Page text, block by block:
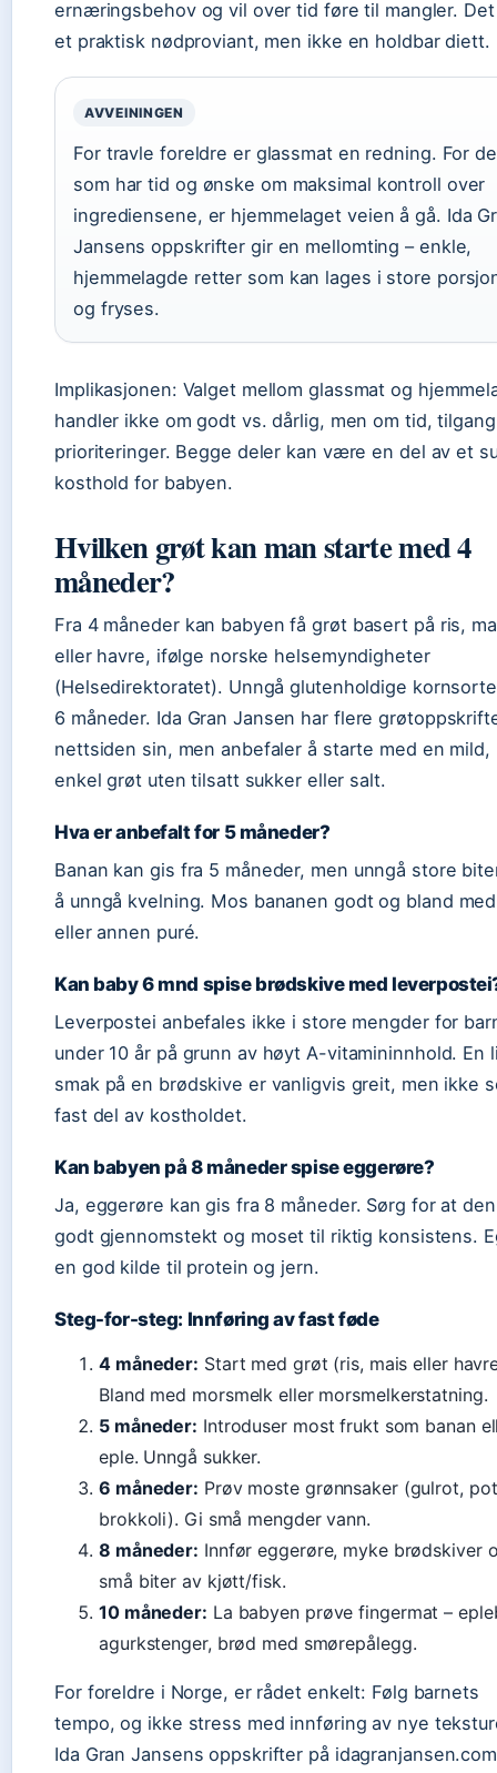
ernæringsbehov og vil over tid føre til mangler.
et praktisk nødproviant, men ikke en holdbar diett.
AVVEININGEN
For travle foreldre er glassmat en redning. For de
som har tid og ønske om maksimal kontroll over
ingrediensene, er hjemmelaget veien å gå. Ida
Jansens oppskrifter gir en mellomting – enkle,
hjemmelagde retter som kan lages i store
og fryses.
Implikasjonen: Valget mellom glassmat og
handler ikke om godt vs. dårlig, men om tid,
prioriteringer. Begge deler kan være en del av et
kosthold for babyen.
Hvilken grøt kan man starte med 4
måneder?
Fra 4 måneder kan babyen få grøt basert på ris,
eller havre, ifølge norske helsemyndigheter
(Helsedirektoratet). Unngå glutenholdige
6 måneder. Ida Gran Jansen har flere
nettsiden sin, men anbefaler å starte med en mild,
enkel grøt uten tilsatt sukker eller salt.
Hva er anbefalt for 5 måneder?
Banan kan gis fra 5 måneder, men unngå store
å unngå kvelning. Mos bananen godt og bland
eller annen puré.
Kan baby 6 mnd spise brødskive med
Leverpostei anbefales ikke i store mengder for
under 10 år på grunn av høyt A-vitamininnhold. En
smak på en brødskive er vanligvis greit, men ikke
fast del av kostholdet.
Kan babyen på 8 måneder spise eggerøre?
Ja, eggerøre kan gis fra 8 måneder. Sørg for at
godt gjennomstekt og moset til riktig konsistens.
en god kilde til protein og jern.
Steg-for-steg: Innføring av fast føde
4 måneder: Start med grøt (ris, mais eller
Bland med morsmelk eller morsmelkerstatning.
5 måneder: Introduser most frukt som banan
eple. Unngå sukker.
6 måneder: Prøv moste grønnsaker (gulrot,
brokkoli). Gi små mengder vann.
8 måneder: Innfør eggerøre, myke brødskiver
små biter av kjøtt/fisk.
10 måneder: La babyen prøve fingermat –
agurkstenger, brød med smørepålegg.
For foreldre i Norge, er rådet enkelt: Følg barnets
tempo, og ikke stress med innføring av nye
Ida Gran Jansens oppskrifter på